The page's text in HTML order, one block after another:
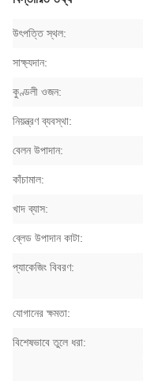
উৎপত্তি স্থল:
সাক্ষ্যদান:
কুণ্ডলী ওজন:
নিয়ন্ত্রণ ব্যবস্থা:
বেলন উপাদান:
কাঁচামাল:
খাদ ব্যাস:
ব্লেড উপাদান কাটা:
প্যাকেজিং বিবরণ:
যোগানের ক্ষমতা:
বিশেষভাবে তুলে ধরা: